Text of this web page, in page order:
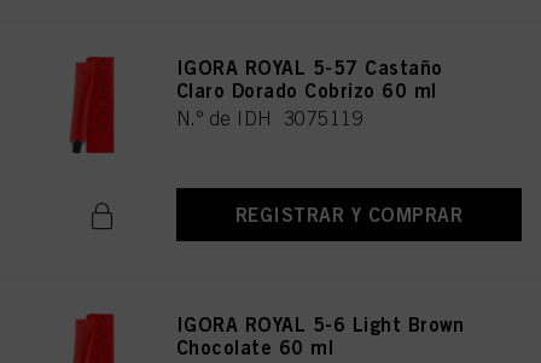
IGORA ROYAL 5-57 Castaño
Claro Dorado Cobrizo 60 ml
N.º de IDH 3075119
REGISTRAR Y COMPRAR
IGORA ROYAL 5-6 Light Brown
Chocolate 60 ml